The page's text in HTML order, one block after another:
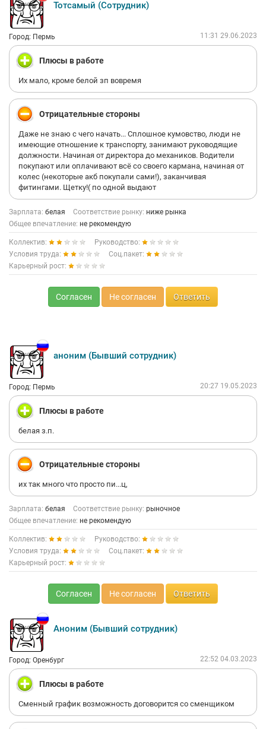
Тотсамый (Сотрудник)
Город: Пермь 11:31 29.06.2023
Плюсы в работе
Их мало, кроме белой зп вовремя
Отрицательные стороны
Даже не знаю с чего начать... Сплошное кумовство, люди не
имеющие отношение к транспорту, занимают руководящие
должности. Начиная от директора до механиков. Водители
покупают или оплачивают всё со своего кармана, начиная от
колес (некоторые акб покупали сами!), заканчивая
фитингами. Щетку!( по одной выдают
Зарплата: белая Соответствие рынку: ниже рынка
Общее впечатление: не рекомендую
Коллектив:
Руководство:
Условия труда:
Соц.пакет:
Карьерный рост:
Согласен Не согласен Ответить
аноним (Бывший сотрудник)
Город: Пермь 20:27 19.05.2023
Плюсы в работе
белая з.п.
Отрицательные стороны
их так много что просто пи...ц,
Зарплата: белая Соответствие рынку: рыночное
Общее впечатление: не рекомендую
Коллектив:
Руководство:
Условия труда:
Соц.пакет:
Карьерный рост:
Согласен Не согласен Ответить
Аноним (Бывший сотрудник)
Город: Оренбург 22:52 04.03.2023
Плюсы в работе
Сменный график возможность договорится со сменщиком